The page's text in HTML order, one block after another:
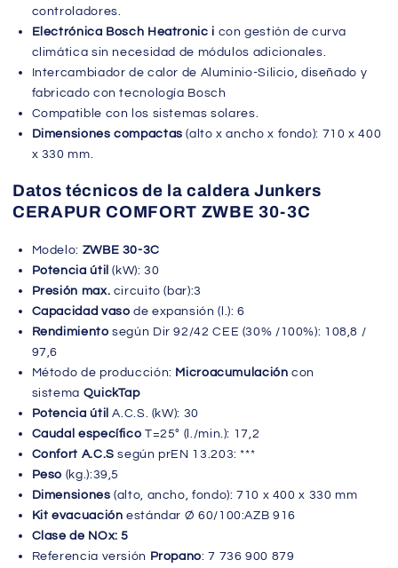
controladores.
Electrónica Bosch Heatronic i con gestión de curva
climática sin necesidad de módulos adicionales.
Intercambiador de calor de Aluminio-Silicio, diseñado y
fabricado con tecnología Bosch
Compatible con los sistemas solares.
Dimensiones compactas (alto x ancho x fondo): 710 x 400
x 330 mm.
Datos técnicos de la caldera Junkers
CERAPUR COMFORT ZWBE 30-3C
Modelo: ZWBE 30-3C
Potencia útil (kW): 30
Presión max. circuito (bar):3
Capacidad vaso de expansión (l.): 6
Rendimiento según Dir 92/42 CEE (30% /100%): 108,8 /
97,6
Método de producción: Microacumulación con
sistema QuickTap
Potencia útil A.C.S. (kW): 30
Caudal específico T=25° (l./min.): 17,2
Confort A.C.S según prEN 13.203: ***
Peso (kg.):39,5
Dimensiones (alto, ancho, fondo): 710 x 400 x 330 mm
Kit evacuación estándar Ø 60/100:AZB 916
Clase de NOx: 5
Referencia versión Propano: 7 736 900 879